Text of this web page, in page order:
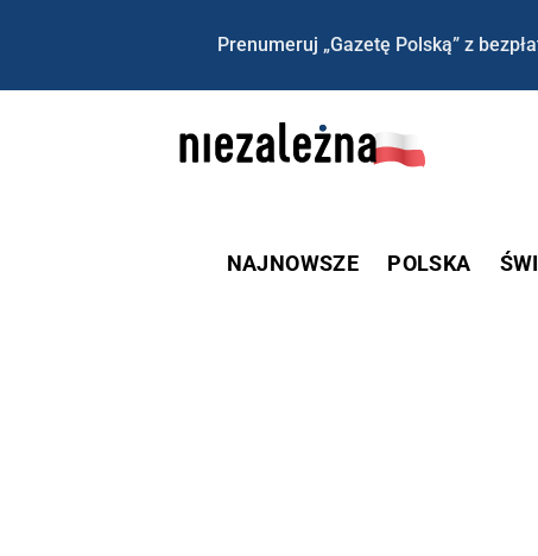
Prenumeruj „Gazetę Polską” z
NAJNOWSZE POLSKA